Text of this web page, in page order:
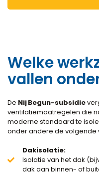
Welke
vallen
De Nij Begun-subsidie
ventilatiemaatregelen die
moderne standaard te
onder andere de volgende
Dakisolatie:
Isolatie van het dak
dak aan binnen- of